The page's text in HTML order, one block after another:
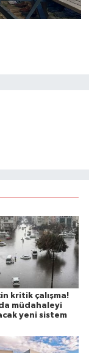
kritik çalışma!
müdahaleyi
yeni sistem